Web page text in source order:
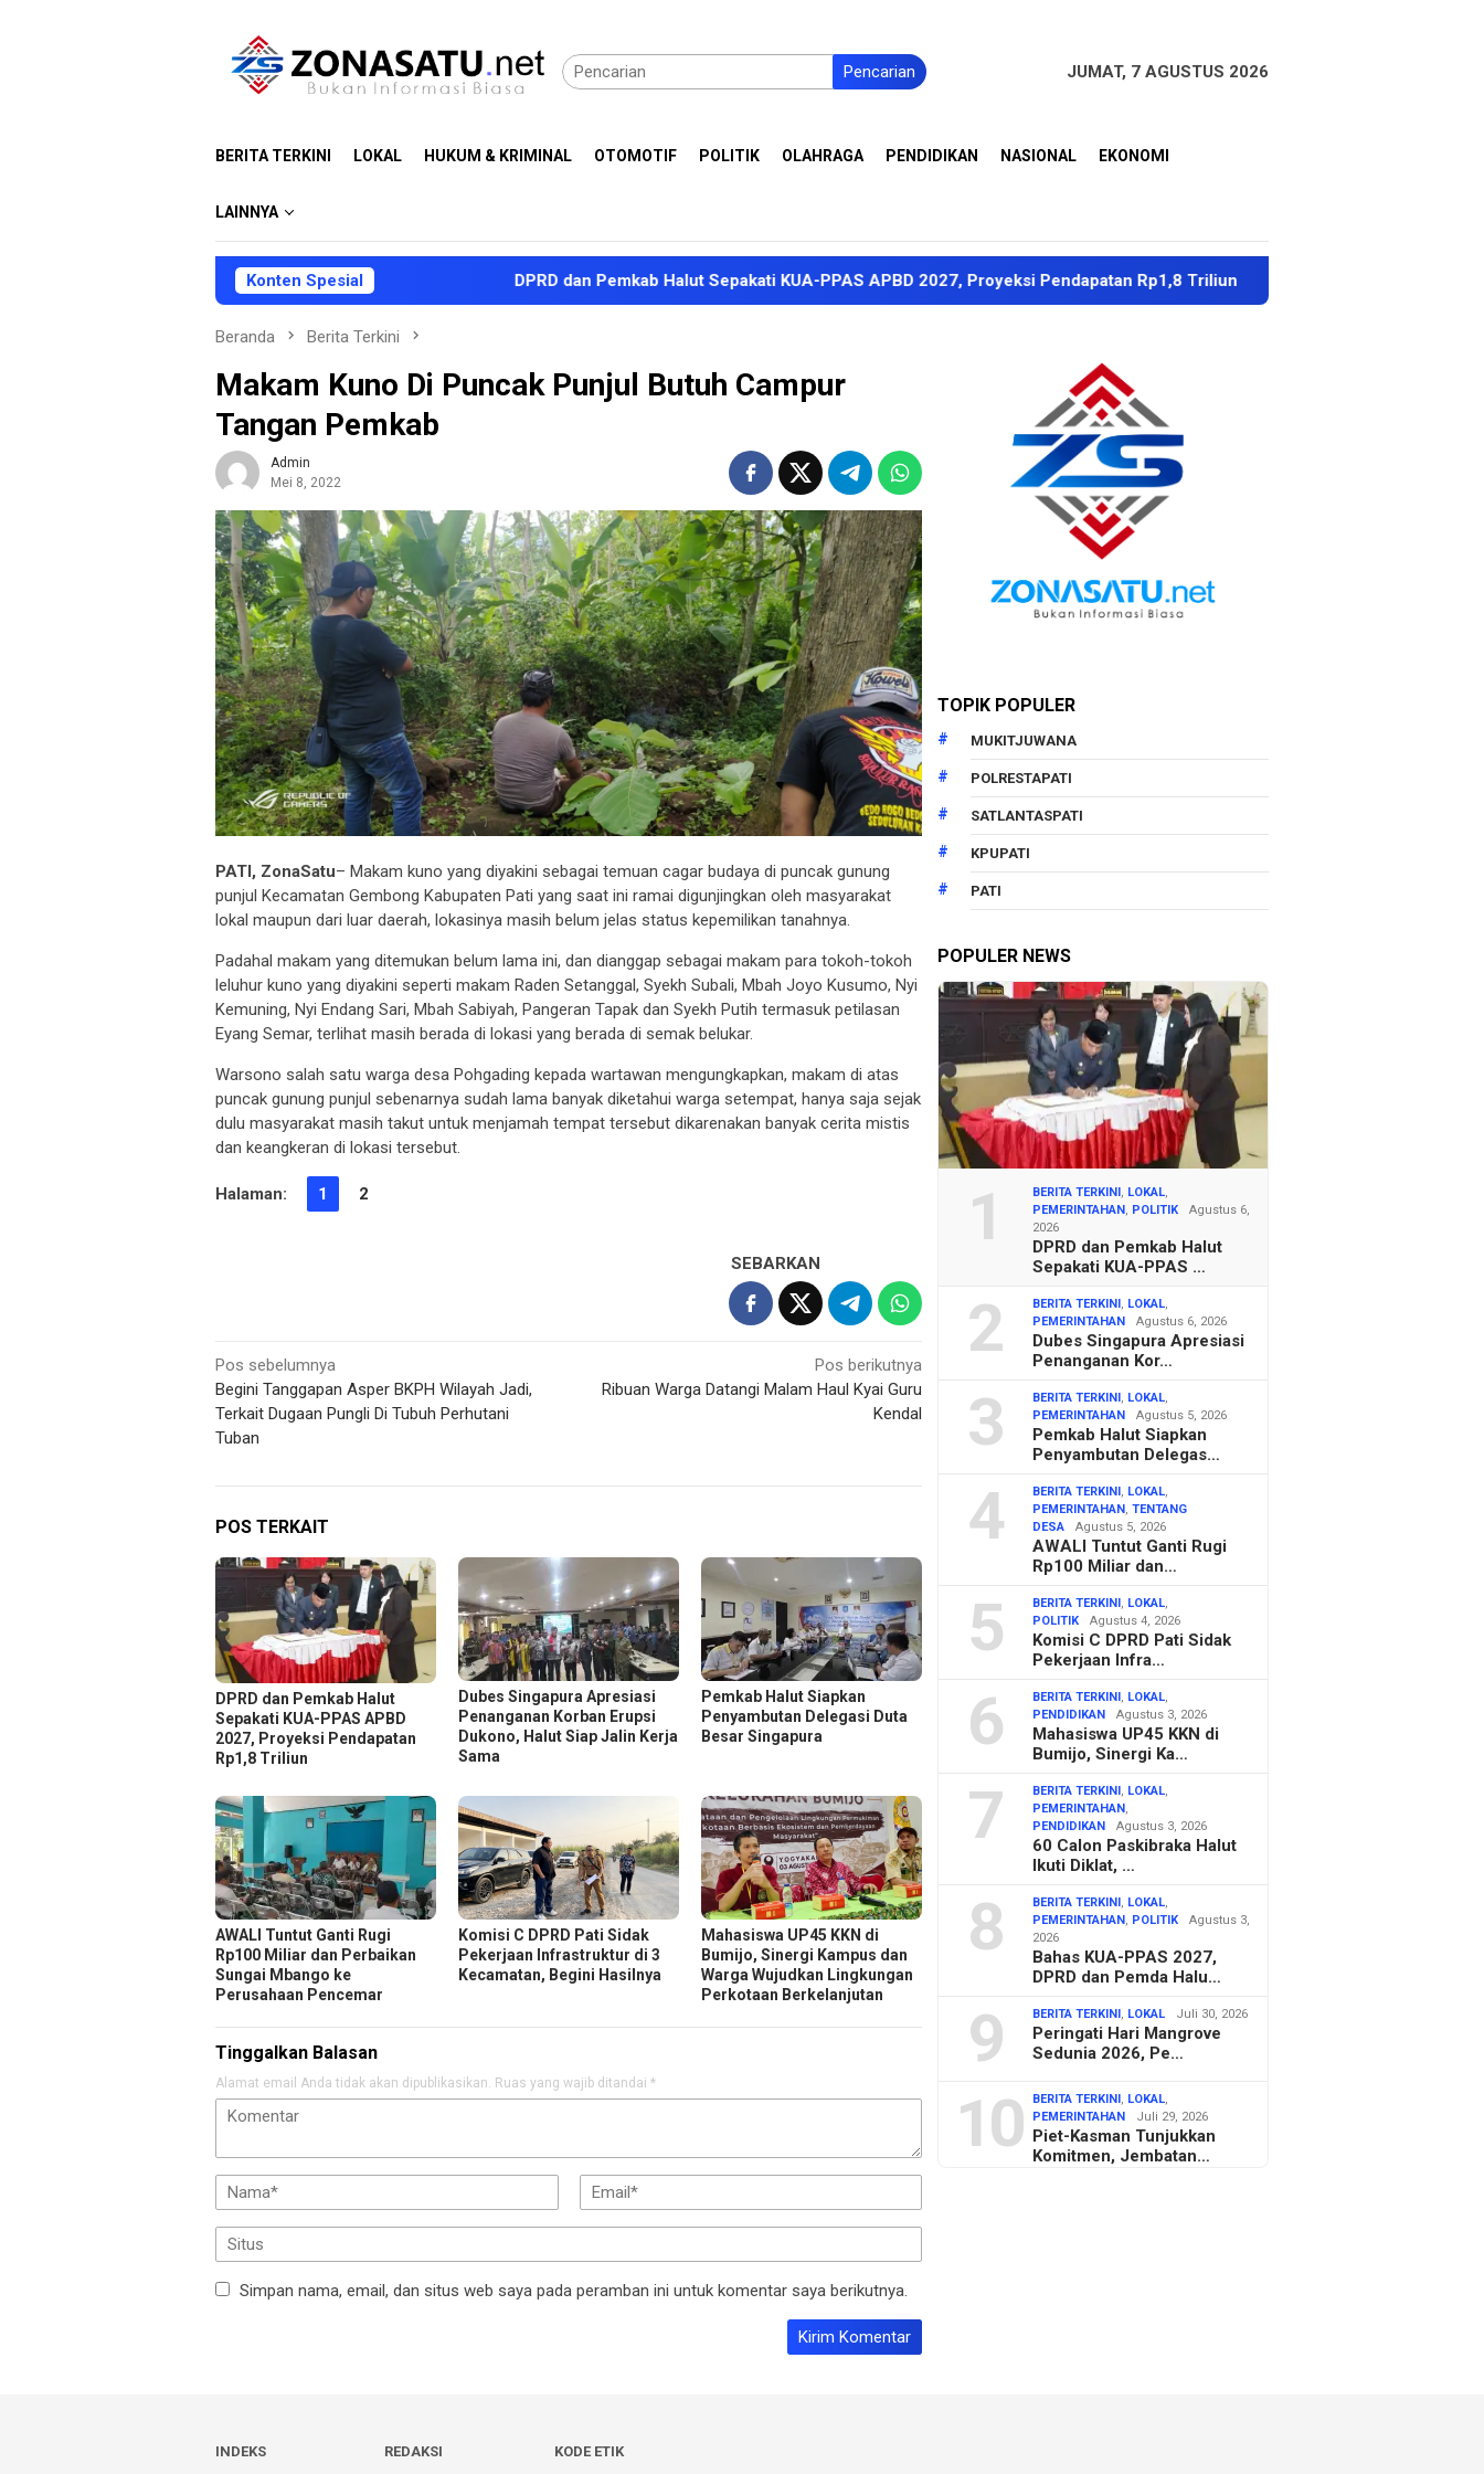
Pencarian JUMAT, 7 AGUSTUS 2026
BERITA TERKINI LOKAL HUKUM & KRIMINAL OTOMOTIF POLITIK OLAHRAGA PENDIDIKAN NASIONAL EKONOMI
LAINNYA
Konten Spesial DPRD dan Pemkab Halut Sepakati KUA-PPAS APBD 2027, Proyeksi Pendapatan Rp1,8 Triliun Dubes Singapura Apresiasi
Beranda Berita Terkini
Makam Kuno Di Puncak Punjul Butuh Campur
Tangan Pemkab
Admin
Mei 8, 2022
PATI, ZonaSatu– Makam kuno yang diyakini sebagai temuan cagar budaya di puncak gunung
punjul Kecamatan Gembong Kabupaten Pati yang saat ini ramai digunjingkan oleh masyarakat
lokal maupun dari luar daerah, lokasinya masih belum jelas status kepemilikan tanahnya.
Padahal makam yang ditemukan belum lama ini, dan dianggap sebagai makam para tokoh-tokoh
leluhur kuno yang diyakini seperti makam Raden Setanggal, Syekh Subali, Mbah Joyo Kusumo, Nyi
Kemuning, Nyi Endang Sari, Mbah Sabiyah, Pangeran Tapak dan Syekh Putih termasuk petilasan
Eyang Semar, terlihat masih berada di lokasi yang berada di semak belukar.
Warsono salah satu warga desa Pohgading kepada wartawan mengungkapkan, makam di atas
puncak gunung punjul sebenarnya sudah lama banyak diketahui warga setempat, hanya saja sejak
dulu masyarakat masih takut untuk menjamah tempat tersebut dikarenakan banyak cerita mistis
dan keangkeran di lokasi tersebut.
Halaman: 1 2
SEBARKAN
Navigasi
pos
Pos sebelumnya
Begini Tanggapan Asper BKPH Wilayah Jadi,
Terkait Dugaan Pungli Di Tubuh Perhutani
Tuban
Pos berikutnya
Ribuan Warga Datangi Malam Haul Kyai Guru
Kendal
POS TERKAIT
DPRD dan Pemkab Halut
Sepakati KUA-PPAS APBD
2027, Proyeksi Pendapatan
Rp1,8 Triliun
Dubes Singapura Apresiasi
Penanganan Korban Erupsi
Dukono, Halut Siap Jalin Kerja
Sama
Pemkab Halut Siapkan
Penyambutan Delegasi Duta
Besar Singapura
AWALI Tuntut Ganti Rugi
Rp100 Miliar dan Perbaikan
Sungai Mbango ke
Perusahaan Pencemar
Komisi C DPRD Pati Sidak
Pekerjaan Infrastruktur di 3
Kecamatan, Begini Hasilnya
Mahasiswa UP45 KKN di
Bumijo, Sinergi Kampus dan
Warga Wujudkan Lingkungan
Perkotaan Berkelanjutan
Tinggalkan Balasan
Alamat email Anda tidak akan dipublikasikan. Ruas yang wajib ditandai *
Simpan nama, email, dan situs web saya pada peramban ini untuk komentar saya berikutnya.
TOPIK POPULER
MUKITJUWANA
POLRESTAPATI
SATLANTASPATI
KPUPATI
PATI
POPULER NEWS
1 BERITA TERKINI , LOKAL,
PEMERINTAHAN , POLITIK
Agustus 6,
2026
DPRD dan Pemkab Halut
Sepakati KUA-PPAS …
2 BERITA TERKINI , LOKAL,
PEMERINTAHAN
Agustus 6, 2026
Dubes Singapura Apresiasi
Penanganan Kor…
3 BERITA TERKINI , LOKAL,
PEMERINTAHAN
Agustus 5, 2026
Pemkab Halut Siapkan
Penyambutan Delegas…
4 BERITA TERKINI , LOKAL,
PEMERINTAHAN ,TENTANG
DESA
Agustus 5, 2026
AWALI Tuntut Ganti Rugi
Rp100 Miliar dan…
5 BERITA TERKINI , LOKAL,
POLITIK
Agustus 4, 2026
Komisi C DPRD Pati Sidak
Pekerjaan Infra…
6 BERITA TERKINI , LOKAL,
PENDIDIKAN
Agustus 3, 2026
Mahasiswa UP45 KKN di
Bumijo, Sinergi Ka…
7 BERITA TERKINI , LOKAL,
PEMERINTAHAN ,
PENDIDIKAN
Agustus 3, 2026
60 Calon Paskibraka Halut
Ikuti Diklat, …
8 BERITA TERKINI , LOKAL,
PEMERINTAHAN , POLITIK
Agustus 3,
2026
Bahas KUA-PPAS 2027,
DPRD dan Pemda Halu…
9 BERITA TERKINI , LOKAL Juli 30, 2026
Peringati Hari Mangrove
Sedunia 2026, Pe…
10 BERITA TERKINI , LOKAL,
PEMERINTAHAN
Juli 29, 2026
Piet-Kasman Tunjukkan
Komitmen, Jembatan…
INDEKS REDAKSI KODE ETIK